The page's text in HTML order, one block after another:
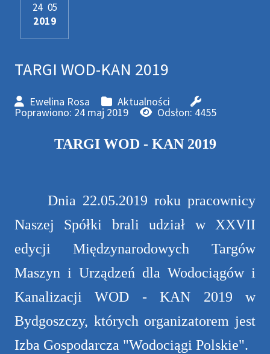
TARGI WOD-KAN 2019
Ewelina Rosa Aktualności
24 05
2019
Poprawiono: 24 maj 2019 Odsłon: 4455
TARGI WOD - KAN 2019
Dnia 22.05.2019 roku pracownicy
Naszej Spółki brali udział w XXVII
edycji Międzynarodowych Targów
Maszyn i Urządzeń dla Wodociągów i
Kanalizacji WOD - KAN 2019 w
Bydgoszczy, których organizatorem jest
Izba Gospodarcza "Wodociągi Polskie".